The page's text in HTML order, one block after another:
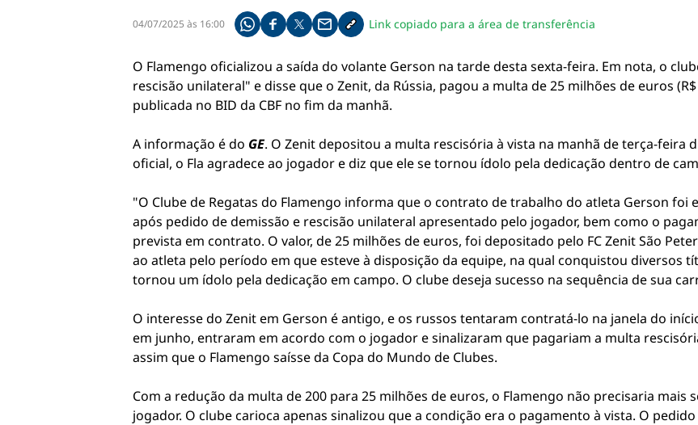
04/07/2025 às 16:00 Compartilhe pelo whatsapp
Compartilhar no facebook
Compartilhar no twitter
Compartilhe pelo email
Copiar link da notícia
Link copiado para a área de transferência
O Flamengo oficializou a saída do volante Gerson na tarde desta sexta-feira. Em nota, o
rescisão unilateral" e disse que o Zenit, da Rússia, pagou a multa de 25 milhões de euros
publicada no BID da CBF no fim da manhã.
A informação é do GE. O Zenit depositou a multa rescisória à vista na manhã de terça-feira
oficial, o Fla agradece ao jogador e diz que ele se tornou ídolo pela dedicação dentro de
"O Clube de Regatas do Flamengo informa que o contrato de trabalho do atleta Gerson foi
após pedido de demissão e rescisão unilateral apresentado pelo jogador, bem como o
prevista em contrato. O valor, de 25 milhões de euros, foi depositado pelo FC Zenit São
ao atleta pelo período em que esteve à disposição da equipe, na qual conquistou diversos
tornou um ídolo pela dedicação em campo. O clube deseja sucesso na sequência de sua
O interesse do Zenit em Gerson é antigo, e os russos tentaram contratá-lo na janela do
em junho, entraram em acordo com o jogador e sinalizaram que pagariam a multa
assim que o Flamengo saísse da Copa do Mundo de Clubes.
Com a redução da multa de 200 para 25 milhões de euros, o Flamengo não precisaria mais
jogador. O clube carioca apenas sinalizou que a condição era o pagamento à vista. O